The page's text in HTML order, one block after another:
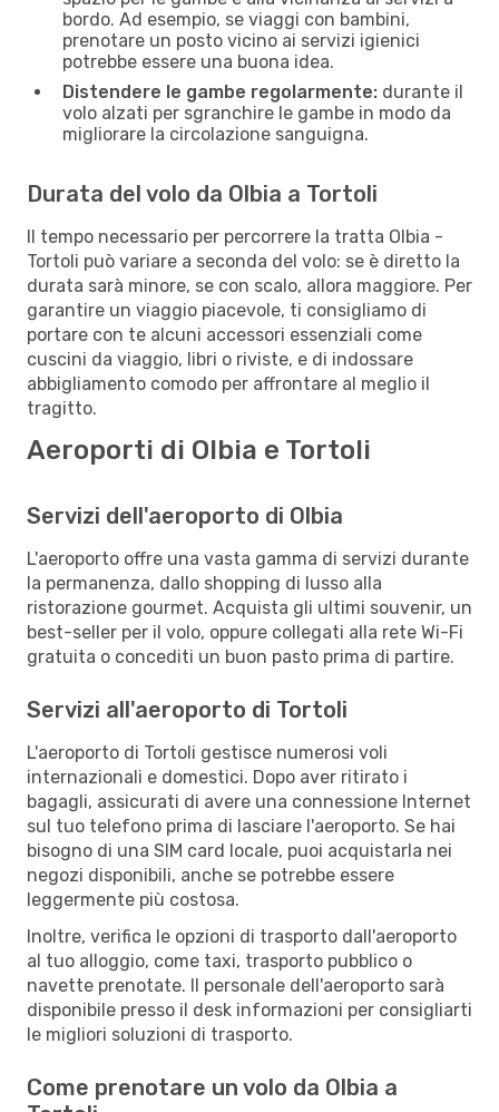
bordo. Ad esempio, se viaggi con bambini,
prenotare un posto vicino ai servizi igienici
potrebbe essere una buona idea.
Distendere le gambe regolarmente: durante il
volo alzati per sgranchire le gambe in modo da
migliorare la circolazione sanguigna.
Durata del volo da Olbia a Tortoli
Il tempo necessario per percorrere la tratta Olbia -
Tortoli può variare a seconda del volo: se è diretto la
durata sarà minore, se con scalo, allora maggiore. Per
garantire un viaggio piacevole, ti consigliamo di
portare con te alcuni accessori essenziali come
cuscini da viaggio, libri o riviste, e di indossare
abbigliamento comodo per affrontare al meglio il
tragitto.
Aeroporti di Olbia e Tortoli
Servizi dell'aeroporto di Olbia
L'aeroporto offre una vasta gamma di servizi durante
la permanenza, dallo shopping di lusso alla
ristorazione gourmet. Acquista gli ultimi souvenir, un
best-seller per il volo, oppure collegati alla rete Wi-Fi
gratuita o concediti un buon pasto prima di partire.
Servizi all'aeroporto di Tortoli
L'aeroporto di Tortoli gestisce numerosi voli
internazionali e domestici. Dopo aver ritirato i
bagagli, assicurati di avere una connessione Internet
sul tuo telefono prima di lasciare l'aeroporto. Se hai
bisogno di una SIM card locale, puoi acquistarla nei
negozi disponibili, anche se potrebbe essere
leggermente più costosa.
Inoltre, verifica le opzioni di trasporto dall'aeroporto
al tuo alloggio, come taxi, trasporto pubblico o
navette prenotate. Il personale dell'aeroporto sarà
disponibile presso il desk informazioni per consigliarti
le migliori soluzioni di trasporto.
Come prenotare un volo da Olbia a